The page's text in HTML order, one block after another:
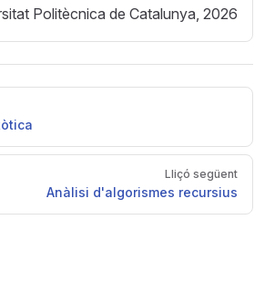
Politècnica de Catalunya, 2026
Lliçó següent
Anàlisi d'algorismes recursius